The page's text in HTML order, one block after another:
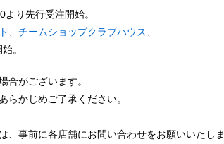
より先行受注開始。
チームショップクラブハウス
。
がございます。
かじめご了承ください。
事前に各店舗にお問い合わせをお願いいたしま